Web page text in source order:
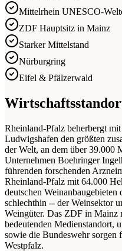
Mittelrhein UNESCO-
ZDF Hauptsitz in Mainz
Starker Mittelstand
Nürburgring
Eifel & Pfälzerwald
Rheinland-Pfalz beherbergt
Ludwigshafen den größten
der Welt, an dem über 39.000
Unternehmen Boehringer
führenden forschenden
Rheinland-Pfalz mit 64.000
deutschen
schlechthin -- der Weinsektor
Weingüter. Das ZDF in Mainz
bedeutenden Medienstandort,
sowie die Bundeswehr sorgen
Westpfalz.